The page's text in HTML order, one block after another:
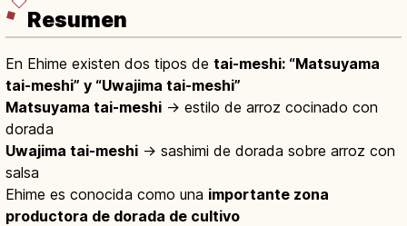
Resumen
En Ehime existen dos tipos de tai-meshi: “Matsuyama
tai-meshi” y “Uwajima tai-meshi”
Matsuyama tai-meshi → estilo de arroz cocinado con
dorada
Uwajima tai-meshi → sashimi de dorada sobre arroz con
salsa
Ehime es conocida como una importante zona
productora de dorada de cultivo